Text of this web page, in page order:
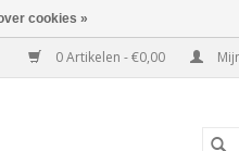
0 Artikelen - €0,00
cookies »